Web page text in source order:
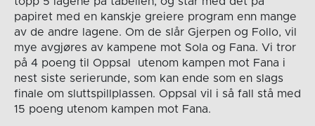
papiret med en kanskje greiere program enn mange
av de andre lagene. Om de slår Gjerpen og Follo, vil
mye avgjøres av kampene mot Sola og Fana. Vi tror
på 4 poeng til Oppsal utenom kampen mot Fana i
nest siste serierunde, som kan ende som en slags
finale om sluttspillplassen. Oppsal vil i så fall stå med
15 poeng utenom kampen mot Fana.